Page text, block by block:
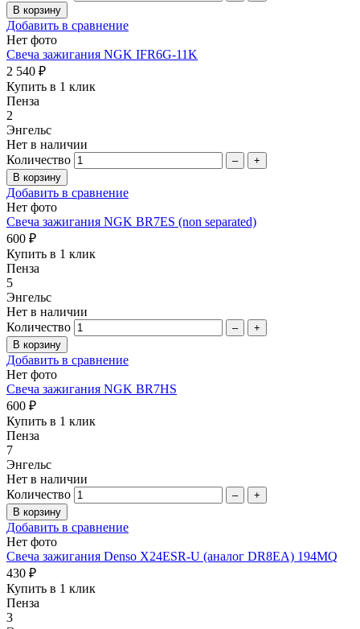
Добавить в сравнение
Нет фото
Свеча зажигания NGK IFR6G-11K
2 540 ₽
Купить в 1 клик
Пенза
2
Энгельс
Нет в наличии
Количество
– +
Добавить в сравнение
Нет фото
Свеча зажигания NGK BR7ES (non separated)
600 ₽
Купить в 1 клик
Пенза
5
Энгельс
Нет в наличии
Количество
– +
Добавить в сравнение
Нет фото
Свеча зажигания NGK BR7HS
600 ₽
Купить в 1 клик
Пенза
7
Энгельс
Нет в наличии
Количество
– +
Добавить в сравнение
Нет фото
Свеча зажигания Denso X24ESR-U (аналог DR8EA) 194MQ
430 ₽
Купить в 1 клик
Пенза
3